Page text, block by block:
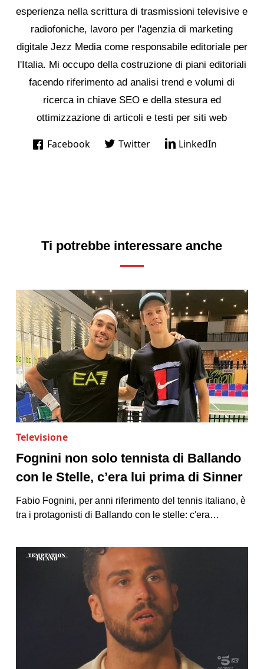
esperienza nella scrittura di trasmissioni televisive e
radiofoniche, lavoro per l'agenzia di marketing
digitale Jezz Media come responsabile editoriale per
l'Italia. Mi occupo della costruzione di piani editoriali
facendo riferimento ad analisi trend e volumi di
ricerca in chiave SEO e della stesura ed
ottimizzazione di articoli e testi per siti web
Facebook Twitter LinkedIn
Ti potrebbe interessare anche
Televisione
Fognini non solo tennista di Ballando
con le Stelle, c’era lui prima di Sinner
Fabio Fognini, per anni riferimento del tennis italiano, è
tra i protagonisti di Ballando con le stelle: c'era…